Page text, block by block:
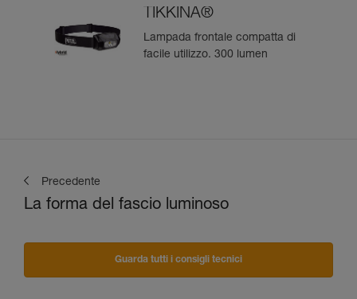
TIKKINA®
Lampada frontale compatta di
facile utilizzo. 300 lumen
Precedente
La forma del fascio luminoso
Guarda tutti i consigli tecnici